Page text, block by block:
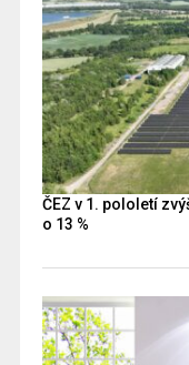
ČEZ v 1. pololetí
o 13 %